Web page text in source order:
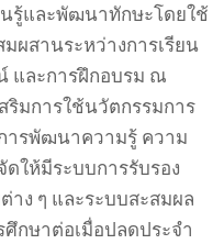
นรู้และพัฒนาทักษะโดยใช้
ผสานระหว่างการเรียน
และการฝึกอบรม ณ
ริมการใช้นวัตกรรมการ
ารพัฒนาความรู้ ความ
ให้มีระบบการรับรอง
ง ๆ และระบบสะสมผล
กษาต่อเมื่อปลดประจำ